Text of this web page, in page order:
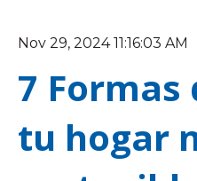
Nov 29, 2024 11:16:03 AM
7 Formas
tu hogar